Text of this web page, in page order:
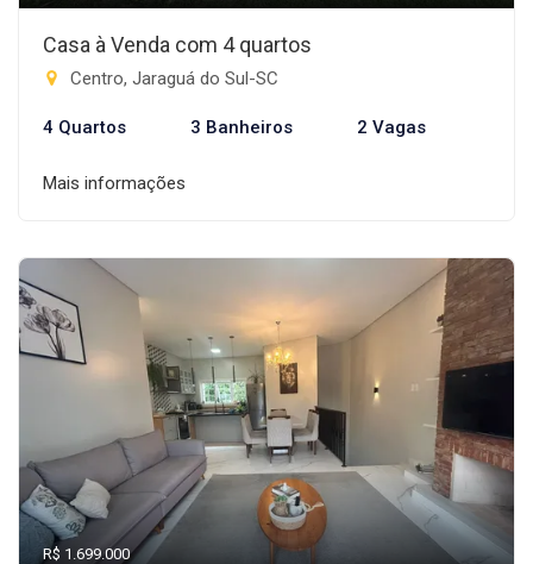
Casa à Venda com 4 quartos
Centro, Jaraguá do Sul-SC
4 Quartos 3 Banheiros 2 Vagas
Mais informações
R$ 1.699.000